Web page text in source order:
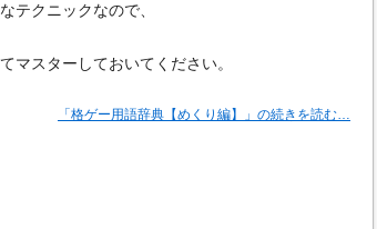
テクニックなので、
マスターしておいてください。
「格ゲー用語辞典【めくり編】」の続きを読む…